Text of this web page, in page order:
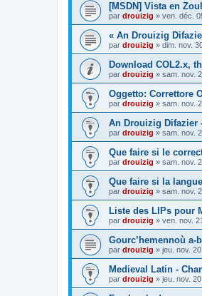
[MSDN] Vista en
par drouizig » ven. déc.
« An Drouizig
par drouizig » dim. nov.
Download COL2.x,
par drouizig » sam. nov.
Oggetto: Correttore
par drouizig » sam. nov.
An Drouizig Difazier
par drouizig » sam. nov.
Que faire si le
par drouizig » sam. nov.
Que faire si la
par drouizig » sam. nov.
Liste des LIPs pour
par drouizig » ven. nov.
Gourc’hemennoù
par drouizig » jeu. nov.
Medieval Latin -
par drouizig » jeu. nov.